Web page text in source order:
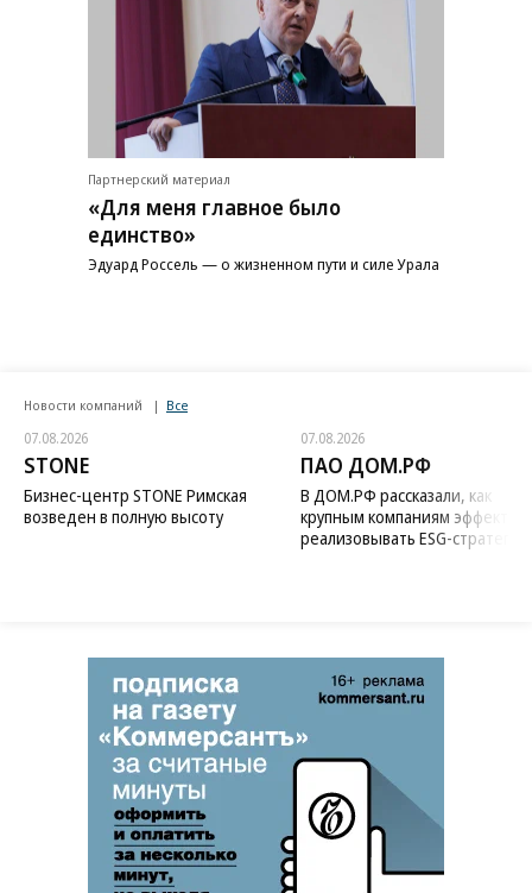
Партнерский материал
«Для меня главное было
единство»
Эдуард Россель — о жизненном пути и силе Урала
Новости компаний Все
07.08.2026
STONE
Бизнес-центр STONE Римская
возведен в полную высоту
07.08.2026
ПАО ДОМ.РФ
В ДОМ.РФ рассказали, как
крупным компаниям
реализовывать ESG-стратегию